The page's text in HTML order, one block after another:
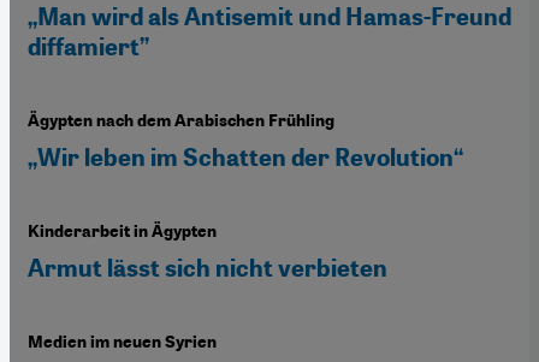
„Man wird als Antisemit und Hamas-Freund
diffamiert”
Ägypten nach dem Arabischen Frühling
„Wir leben im Schatten der Revolution“
Kinderarbeit in Ägypten
Armut lässt sich nicht verbieten
Medien im neuen Syrien